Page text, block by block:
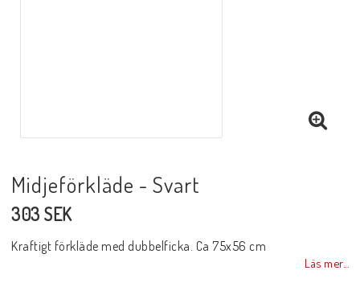
Midjeförkläde - Svart
303 SEK
Kraftigt förkläde med dubbelficka. Ca 75x56 cm
Läs mer...